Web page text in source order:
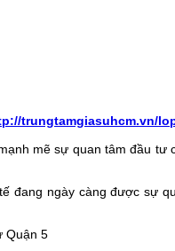
trungtamgiasuhcm.vn/
mẽ sự quan tâm đầu
ngày càng được sự